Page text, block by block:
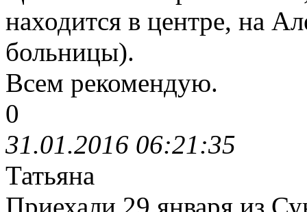
находится в центре, на
больницы).
Всем рекомендую.
0
31.01.2016 06:21:35
Татьяна
Приехали 29 января из